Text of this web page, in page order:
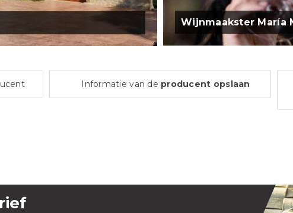
Wijnmaakster María
Informatie van de producent opslaan